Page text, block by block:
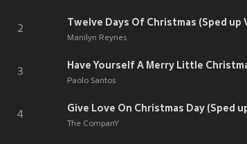
2
Twelve Days Of Christmas (Sped up
Manilyn Reynes
3
Have Yourself A Merry Little
Paolo Santos
4
Give Love On Christmas Day (Sped
The CompanY